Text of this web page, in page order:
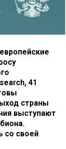
41
страны
выступают
со своей